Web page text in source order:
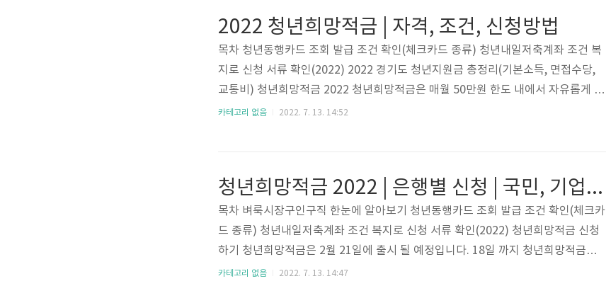
체크 카드 신한카드 하이패스(전용) 체크 카드는 후불 하이패스카드로 고속도로 톨
비를 이용하고 약 2주뒤면 자동으로 연결된 계좌에서 출금이 됩니다. 그래서 따로
충전을 ..
2022 청년희망적금 | 자격, 조건, 신청방법
목차 청년동행카드 조회 발급 조건 확인(체크카드 종류) 청년내일저축계좌 조건 복
지로 신청 서류 확인(2022) 2022 경기도 청년지원금 총정리(기본소득, 면접수당,
교통비) 청년희망적금 2022 청년희망적금은 매월 50만원 한도 내에서 자유롭게 납
입할 수 있는 적금 상품으로 22년 2월 21일(월)에 출시가 됩니다. 이자소득 비과세
같은 저금리 시대에 아주 좋은 적금상품인데요, 이러한 청년희망적금 자격 및 신청
방법에 대해 아래에서 자세히 알아보도록 하겠습니다...
카테고리 없음 2022. 7. 13. 14:52
청년희망적금 2022 | 은행별 신청 | 국민, 기업, 신한 등
목차 벼룩시장구인구직 한눈에 알아보기 청년동행카드 조회 발급 조건 확인(체크카
드 종류) 청년내일저축계좌 조건 복지로 신청 서류 확인(2022) 청년희망적금 신청
하기 청년희망적금은 2월 21일에 출시 될 예정입니다. 18일 까지 청년희망적금을
취급하는 시중은행 앱에서 관련 내용을 자세하게 확인하실 수 있으며, 아래 은행별
카테고리 없음 2022. 7. 13. 14:47